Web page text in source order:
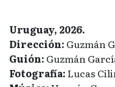
Uruguay, 2026.
Dirección: Guzmán
Guión: Guzmán
Fotografía:Lucas